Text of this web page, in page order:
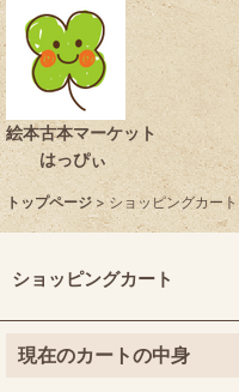
絵本古本マーケット
はっぴぃ
トップページ > ショッピングカート
ショッピングカート
現在のカートの中身